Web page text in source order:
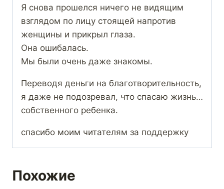
Я снова прошелся ничего не видящим
взглядом по лицу стоящей напротив
женщины и прикрыл глаза.
Она ошибалась.
Мы были очень даже знакомы.
Переводя деньги на благотворительность,
я даже не подозревал, что спасаю жизнь…
собственного ребенка.
спасибо моим читателям за поддержку
Похожие